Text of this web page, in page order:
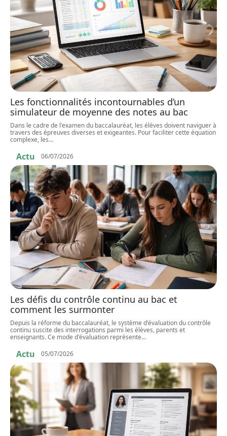
Les fonctionnalités incontournables d’un
simulateur de moyenne des notes au bac
Dans le cadre de l'examen du baccalauréat, les élèves doivent naviguer à
travers des épreuves diverses et exigeantes. Pour faciliter cette équation
complexe, les…
Actu 06/07/2026
Les défis du contrôle continu au bac et
comment les surmonter
Depuis la réforme du baccalauréat, le système d'évaluation du contrôle
continu suscite des interrogations parmi les élèves, parents et
enseignants. Ce mode d'évaluation représente…
Actu 05/07/2026